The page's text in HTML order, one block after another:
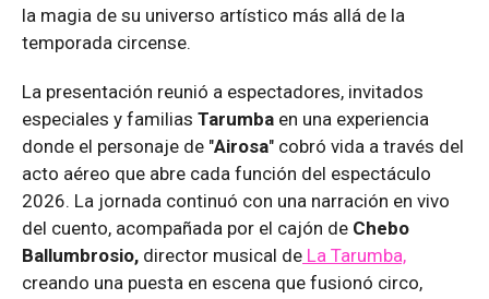
la magia de su universo artístico más allá de la
temporada circense.
La presentación reunió a espectadores, invitados
especiales y familias Tarumba en una experiencia
donde el personaje de "Airosa" cobró vida a través del
acto aéreo que abre cada función del espectáculo
2026. La jornada continuó con una narración en vivo
del cuento, acompañada por el cajón de Chebo
Ballumbrosio, director musical de La Tarumba,
creando una puesta en escena que fusionó circo,